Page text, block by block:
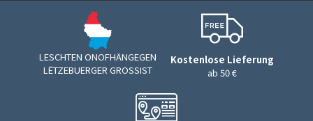
LESCHTEN ONOFHÄNGEGEN
LËTZEBUERGER GROSSIST
Kostenlose Lieferung
ab 50 €